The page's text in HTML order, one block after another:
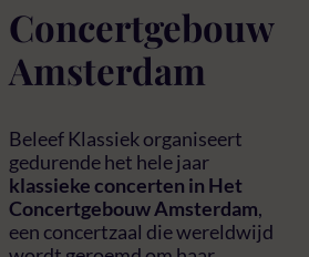
Concertgebouw
Amsterdam
Beleef Klassiek organiseert
gedurende het hele jaar
klassieke concerten in Het
Concertgebouw Amsterdam,
een concertzaal die wereldwijd